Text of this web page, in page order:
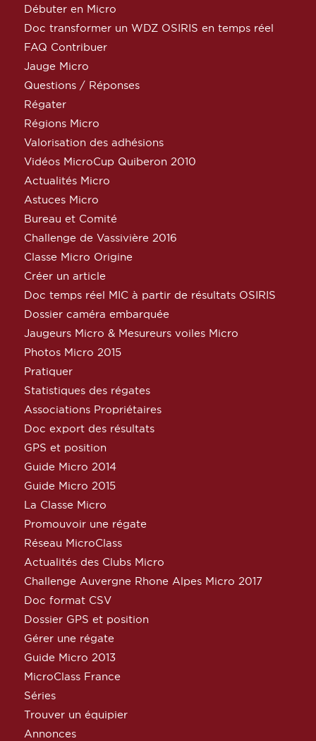
Débuter en Micro
Doc transformer un WDZ OSIRIS en temps réel
FAQ Contribuer
Jauge Micro
Questions / Réponses
Régater
Régions Micro
Valorisation des adhésions
Vidéos MicroCup Quiberon 2010
Actualités Micro
Astuces Micro
Bureau et Comité
Challenge de Vassivière 2016
Classe Micro Origine
Créer un article
Doc temps réel MIC à partir de résultats OSIRIS
Dossier caméra embarquée
Jaugeurs Micro & Mesureurs voiles Micro
Photos Micro 2015
Pratiquer
Statistiques des régates
Associations Propriétaires
Doc export des résultats
GPS et position
Guide Micro 2014
Guide Micro 2015
La Classe Micro
Promouvoir une régate
Réseau MicroClass
Actualités des Clubs Micro
Challenge Auvergne Rhone Alpes Micro 2017
Doc format CSV
Dossier GPS et position
Gérer une régate
Guide Micro 2013
MicroClass France
Séries
Trouver un équipier
Annonces